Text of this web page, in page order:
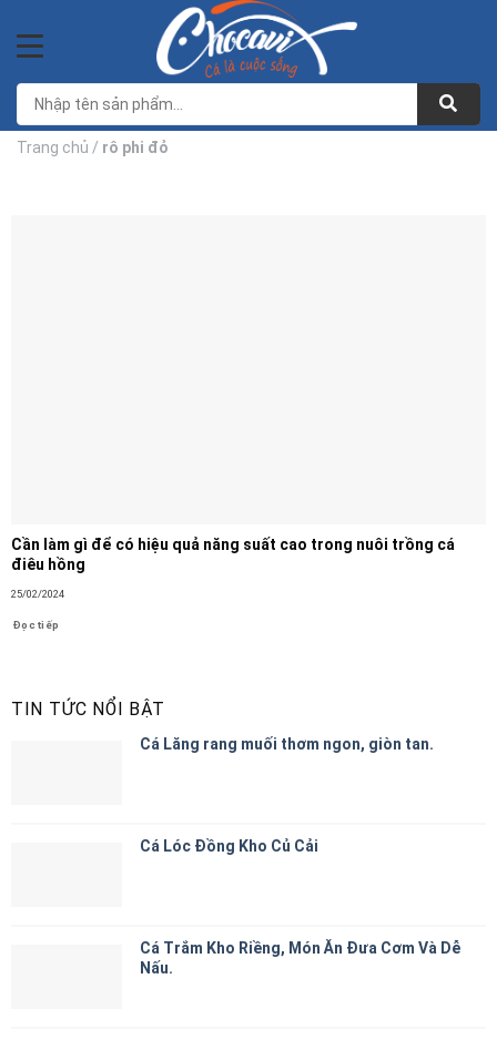
qua
nội
dung
Trang chủ / rô phi đỏ
Cần làm gì để có hiệu quả năng suất cao trong nuôi trồng cá
điêu hồng
25/02/2024
Đọc tiếp
TIN TỨC NỔI BẬT
Cá Lăng rang muối thơm ngon, giòn tan.
Cá Lóc Đồng Kho Củ Cải
Cá Trắm Kho Riềng, Món Ăn Đưa Cơm Và Dễ
Nấu.